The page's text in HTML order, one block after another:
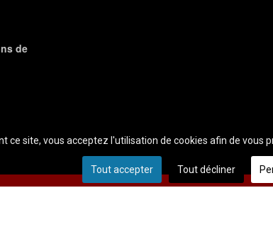
de
ce site, vous acceptez l'utilisation de cookies afin de vous
Tout accepter Tout décliner